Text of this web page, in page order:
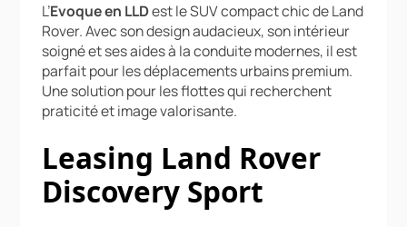
L’Evoque en LLDest le SUV compact chic de Land
Rover. Avec son design audacieux, son intérieur
soigné et ses aides à la conduite modernes, il est
parfait pour les déplacements urbains premium.
Une solution pour les flottes qui recherchent
praticité et image valorisante.
Leasing Land Rover
Discovery Sport